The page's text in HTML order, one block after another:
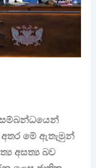
සම්බන්ධයෙන්
අතර මේ ඇතැමුන්
අසත්‍ය බව